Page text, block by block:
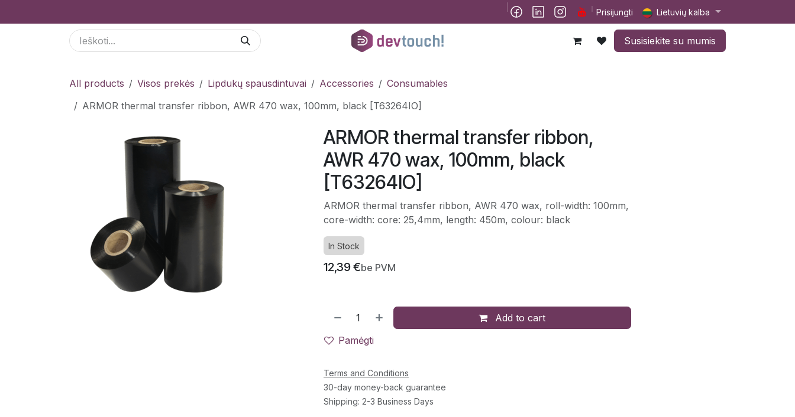
Kursai Help Darbai Susisiekite su mumis
Prisijungti Lietuvių kalba
Susisiekite su mumis
All products Visos prekės Lipdukų spausdintuvai Accessories
Consumables
ARMOR thermal transfer ribbon, AWR 470 wax, 100mm, black [T63264IO]
ARMOR thermal transfer ribbon,
AWR 470 wax, 100mm, black
[T63264IO]
ARMOR thermal transfer ribbon, AWR 470 wax, roll-width: 100mm,
core-width: core: 25,4mm, length: 450m, colour: black
In Stock
12,39€be PVM
Add to cart
Pamėgti
Terms and Conditions
30-day money-back guarantee
Shipping: 2-3 Business Days